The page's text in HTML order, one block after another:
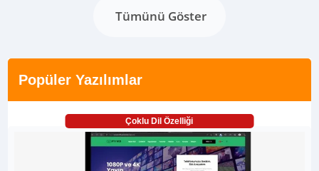
Tümünü Göster
Popüler Yazılımlar
Çoklu Dil Özelliği